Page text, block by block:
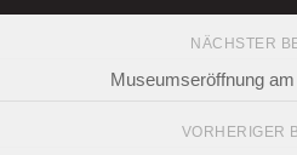
NÄCHSTER
Museumseröffnung
VORHERIGER